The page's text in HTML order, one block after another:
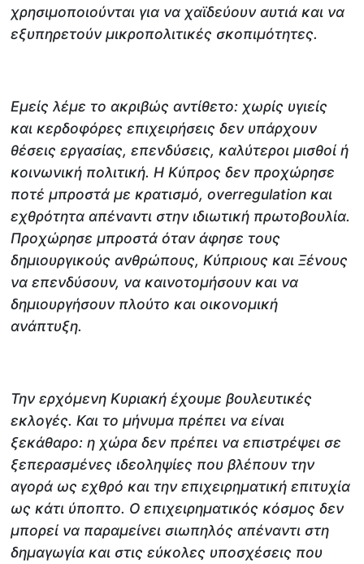
χρησιμοποιούνται για να χαϊδεύουν αυτιά και να
εξυπηρετούν μικροπολιτικές σκοπιμότητες.
Εμείς λέμε το ακριβώς αντίθετο: χωρίς υγιείς
και κερδοφόρες επιχειρήσεις δεν υπάρχουν
θέσεις εργασίας, επενδύσεις, καλύτεροι μισθοί ή
κοινωνική πολιτική. Η Κύπρος δεν προχώρησε
ποτέ μπροστά με κρατισμό, overregulation και
εχθρότητα απέναντι στην ιδιωτική πρωτοβουλία.
Προχώρησε μπροστά όταν άφησε τους
δημιουργικούς ανθρώπους, Κύπριους και Ξένους
να επενδύσουν, να καινοτομήσουν και να
δημιουργήσουν πλούτο και οικονομική
ανάπτυξη.
Την ερχόμενη Κυριακή έχουμε βουλευτικές
εκλογές. Και το μήνυμα πρέπει να είναι
ξεκάθαρο: η χώρα δεν πρέπει να επιστρέψει σε
ξεπερασμένες ιδεοληψίες που βλέπουν την
αγορά ως εχθρό και την επιχειρηματική επιτυχία
ως κάτι ύποπτο. Ο επιχειρηματικός κόσμος δεν
μπορεί να παραμείνει σιωπηλός απέναντι στη
δημαγωγία και στις εύκολες υποσχέσεις που